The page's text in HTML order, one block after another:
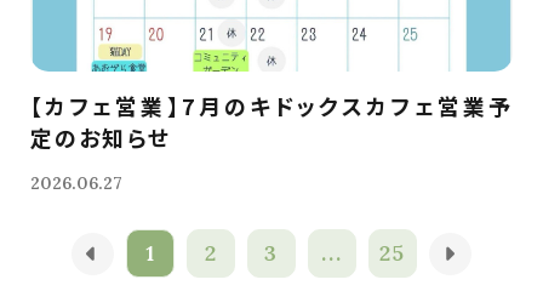
【カフェ営業】7月のキドックスカフェ営業予
定のお知らせ
2026.06.27
1 2 3 ... 25